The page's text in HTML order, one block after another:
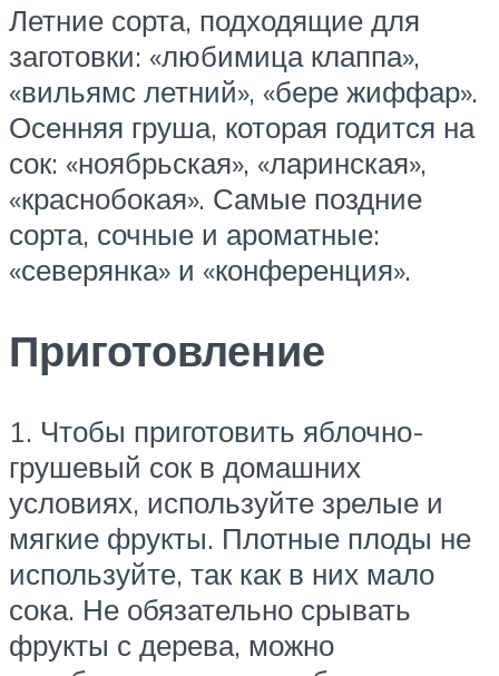
Летние сорта, подходящие для
заготовки: «любимица клаппа»,
«вильямс летний», «бере жиффар».
Осенняя груша, которая годится на
сок: «ноябрьская», «ларинская»,
«краснобокая». Самые поздние
сорта, сочные и ароматные:
«северянка» и «конференция».
Приготовление
1. Чтобы приготовить яблочно-
грушевый сок в домашних
условиях, используйте зрелые и
мягкие фрукты. Плотные плоды не
используйте, так как в них мало
сока. Не обязательно срывать
фрукты с дерева, можно